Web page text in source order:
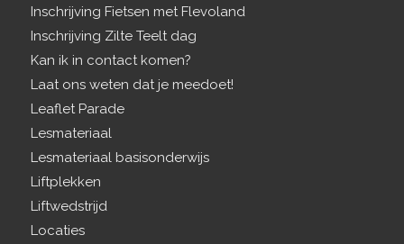
Inschrijving Fietsen met Flevoland
Inschrijving Zilte Teelt dag
Kan ik in contact komen?
Laat ons weten dat je meedoet!
Leaflet Parade
Lesmateriaal
Lesmateriaal basisonderwijs
Liftplekken
Liftwedstrijd
Locaties